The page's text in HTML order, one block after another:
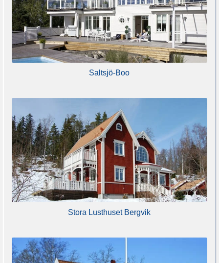
Saltsjö-Boo
Stora Lusthuset Bergvik